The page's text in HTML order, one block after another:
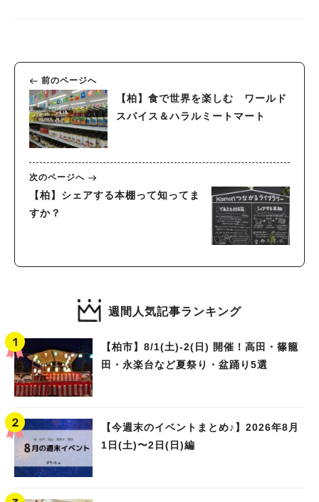
前のページへ
【柏】食で世界を楽しむ ワールド
スパイス＆ハラルミートマート
次のページへ
【柏】シェアする本棚って知ってま
すか？
週間人気記事ランキング
【柏市】8/1(土)‐2(日) 開催！高田・篠籠
田・永楽台など夏祭り・盆踊り5選
【今週末のイベントまとめ♪】2026年8月
1日(土)〜2日(日)編